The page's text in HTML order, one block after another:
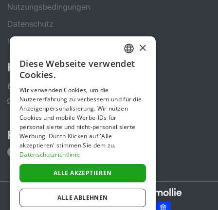
Nutzungsbedingungen
Datenschutz
Impressum
Kontakt
Kontakt-Formular
Support Center
Folge uns
Secure payments powered by
GERMAN
×
Diese Webseite verwendet
Cookies.
Wir verwenden Cookies, um die
Nutzererfahrung zu verbessern und für die
Anzeigenpersonalisierung. Wir nutzen
Cookies und mobile Werbe-IDs für
personalisierte und nicht-personalisierte
Werbung. Durch Klicken auf 'Alle
akzeptieren' stimmen Sie dem zu.
Datenschutzrichtlinie
ALLE AKZEPTIEREN
ALLE ABLEHNEN